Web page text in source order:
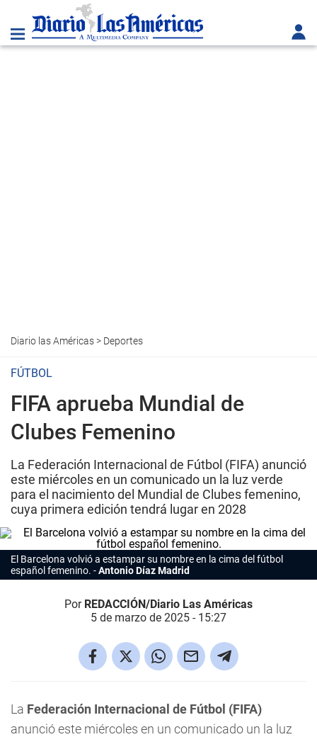
Diario las Américas> Deportes
FÚTBOL
FIFA aprueba Mundial de
Clubes Femenino
La Federación Internacional de Fútbol (FIFA) anunció
este miércoles en un comunicado un la luz verde
para el nacimiento del Mundial de Clubes femenino,
cuya primera edición tendrá lugar en 2028
El Barcelona volvió a estampar su nombre en la cima del fútbol
español femenino.
Antonio Díaz Madrid
Por REDACCIÓN/Diario Las Américas
5 de marzo de 2025 - 15:27
La Federación Internacional de Fútbol (FIFA)
anunció este miércoles en un comunicado un la luz